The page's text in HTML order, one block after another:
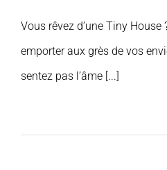
Vous rêvez d’une Tiny
emporter aux grès de vos
sentez pas l’âme [...]